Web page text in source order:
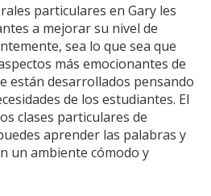
particulares en Gary les
a mejorar su nivel de
sea lo que sea que
más emocionantes de
están desarrollados pensando
de los estudiantes. El
clases particulares de
aprender las palabras y
un ambiente cómodo y